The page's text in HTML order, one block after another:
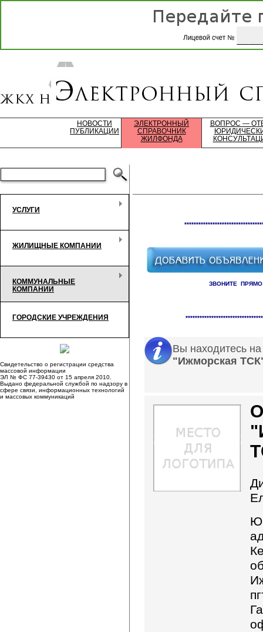
НОВОСТИ
ПУБЛИКАЦИИ
ЭЛЕКТРОННЫЙ
СПРАВОЧНИК
ЖИЛФОНДА
ВОПРОС —
УСЛУГИ
ЖИЛИЩНЫЕ КОМПАНИИ
КОММУНАЛЬНЫЕ
КОМПАНИИ
ГОРОДСКИЕ УЧРЕЖДЕНИЯ
Свидетельство о регистрации средства
массовой информации
ЭЛ № ФС 77-39430 от 15 апреля 2010.
Выдано федеральной службой по надзору в
сфере связи, информационных технологий
и массовых коммуникаций
ЗВОНИТЕ
Справочник
Вы находитесь
"Ижморская